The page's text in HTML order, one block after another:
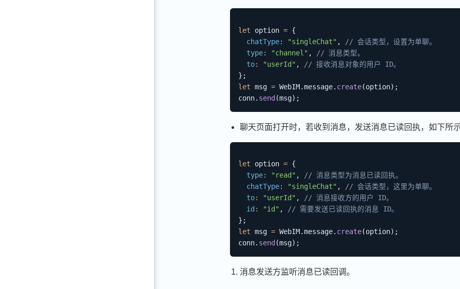
let option = {
chatType: "singleChat" ,
// 会话类型，设置为单聊。
type: "channel" ,
// 消息类型。
to: "userId" ,
// 接收消息对象的用户 ID。
} ;
let msg = WebIM.message. create(option) ;
conn. send (msg) ;
聊天页面打开时，若收到消息，发送消息已读回执，如下所
let option = {
type: "read" ,
// 消息类型为消息已读回执。
chatType: "singleChat" ,
// 会话类型，这里为单聊。
to: "userId" ,
// 消息接收方的用户 ID。
id : "id" ,
// 需要发送已读回执的消息 ID。
} ;
let msg = WebIM.message. create(option) ;
conn. send (msg) ;
消息发送方监听消息已读回调。